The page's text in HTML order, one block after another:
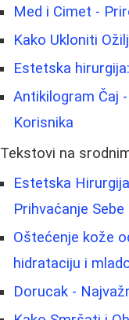
Med i Cimet -
Kako Ukloniti
Estetska
Antikilogram Čaj
Korisnika
Tekstovi na
Estetska
Prihvaćanje Sebe
Oštećenje kože
hidrataciju i
Dorucak -